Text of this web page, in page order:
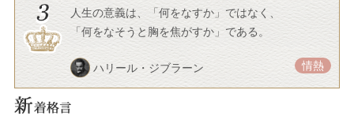
人生の意義は、「何をなすか」ではなく、
「何をなそうと胸を焦がすか」である。
ハリール・ジブラーン 情熱